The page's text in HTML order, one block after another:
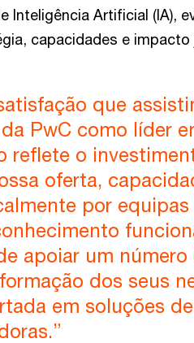
Inteligência Artificial (IA),
capacidades e
que
PwC como líder
reflete o
oferta,
por
apoiar um
dos seus
em soluções